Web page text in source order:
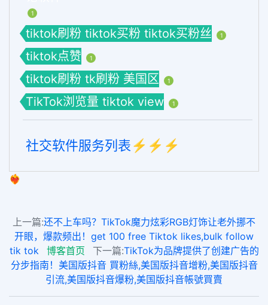
1
tiktok刷粉 tiktok买粉 tiktok买粉丝 1
tiktok点赞 1
tiktok刷粉 tk刷粉 美国区 1
TikTok浏览量 tiktok view 1
社交软件服务列表⚡️⚡️⚡️
❤️‍🔥
上一篇:还不上车吗？TikTok魔力炫彩RGB灯饰让老外挪不
开眼，爆款频出！get 100 free Tiktok likes,bulk follow
tik tok
博客首页 下一篇:TikTok为品牌提供了创建广告的
分步指南！美国版抖音 買粉絲,美国版抖音增粉,美国版抖音
引流,美国版抖音爆粉,美国版抖音帳號買賣